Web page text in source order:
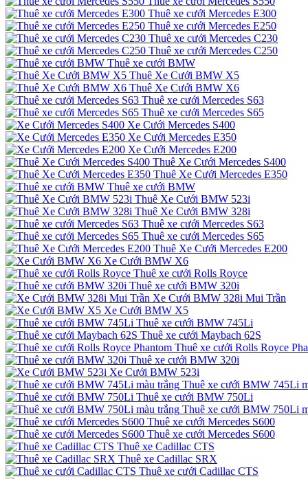
Thuê xe cưới Mercedes E300
Thuê xe cưới Mercedes E250
Thuê xe cưới Mercedes C230
Thuê xe cưới Mercedes C250
Thuê xe cưới BMW
Thuê Xe Cưới BMW X5
Thuê Xe Cưới BMW X6
Thuê xe cưới Mercedes S63
Thuê xe cưới Mercedes S65
Xe Cưới Mercedes S400
Xe Cưới Mercedes E350
Xe Cưới Mercedes E200
Thuê Xe Cưới Mercedes S400
Thuê Xe Cưới Mercedes E350
Thuê xe cưới BMW
Thuê Xe Cưới BMW 523i
Thuê Xe Cưới BMW 328i
Thuê xe cưới Mercedes S63
Thuê xe cưới Mercedes S65
Thuê Xe Cưới Mercedes E200
Xe Cưới BMW X6
Thuê xe cưới Rolls Royce
Thuê xe cưới BMW 320i
Xe Cưới BMW 328i Mui Trần
Xe Cưới BMW X5
Thuê xe cưới BMW 745Li
Thuê xe cưới Maybach 62S
Thuê xe cưới Rolls Royce
Thuê xe cưới BMW 320i
Xe Cưới BMW 523i
Thuê xe cưới BMW 745Li
Thuê xe cưới BMW 750Li
Thuê xe cưới BMW 750Li
Thuê xe cưới Mercedes S600
Thuê xe cưới Mercedes S600
Thuê xe Cadillac CTS
Thuê xe Cadillac SRX
Thuê xe cưới Cadillac CTS